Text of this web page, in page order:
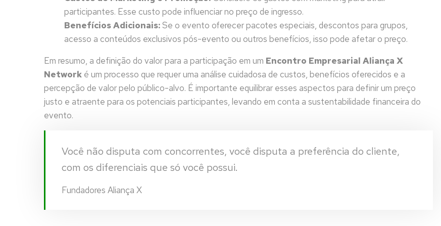
participantes. Esse custo pode influenciar no preço de ingresso.
Benefícios Adicionais:Se o evento oferecer pacotes especiais, descontos para grupos,
acesso a conteúdos exclusivos pós-evento ou outros benefícios, isso pode afetar o preço.
Em resumo, a definição do valor para a participação em um Encontro Empresarial Aliança X
Network é um processo que requer uma análise cuidadosa de custos, benefícios oferecidos e a
percepção de valor pelo público-alvo. É importante equilibrar esses aspectos para definir um preço
justo e atraente para os potenciais participantes, levando em conta a sustentabilidade financeira do
evento.
Você não disputa com concorrentes, você disputa a preferência do cliente,
com os diferenciais que só você possui.
Fundadores Aliança X